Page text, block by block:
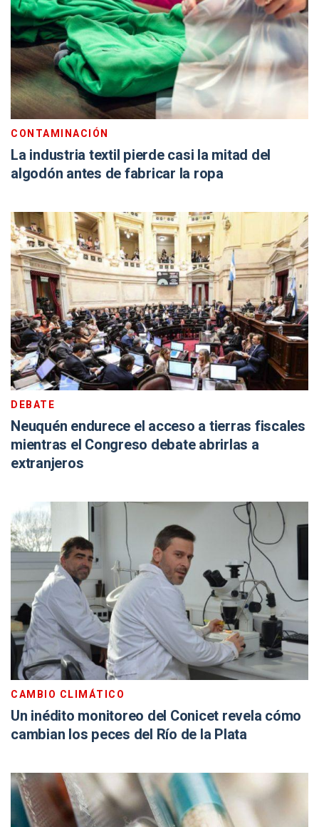
CONTAMINACIÓN
La industria textil pierde casi la mitad del
algodón antes de fabricar la ropa
DEBATE
Neuquén endurece el acceso a tierras fiscales
mientras el Congreso debate abrirlas a
extranjeros
CAMBIO CLIMÁTICO
Un inédito monitoreo del Conicet revela cómo
cambian los peces del Río de la Plata